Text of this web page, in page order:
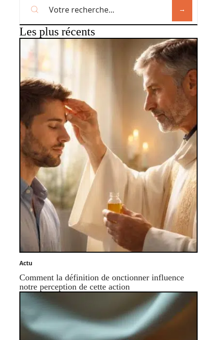
Les plus récents
Actu
Comment la définition de onctionner influence
notre perception de cette action